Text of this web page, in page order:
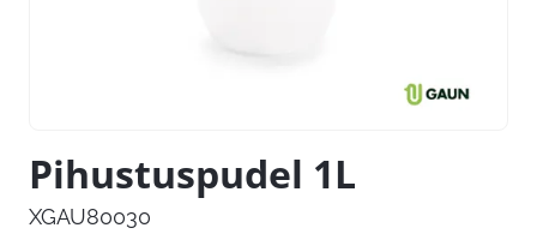
Pihustuspudel 1L
XGAU80030